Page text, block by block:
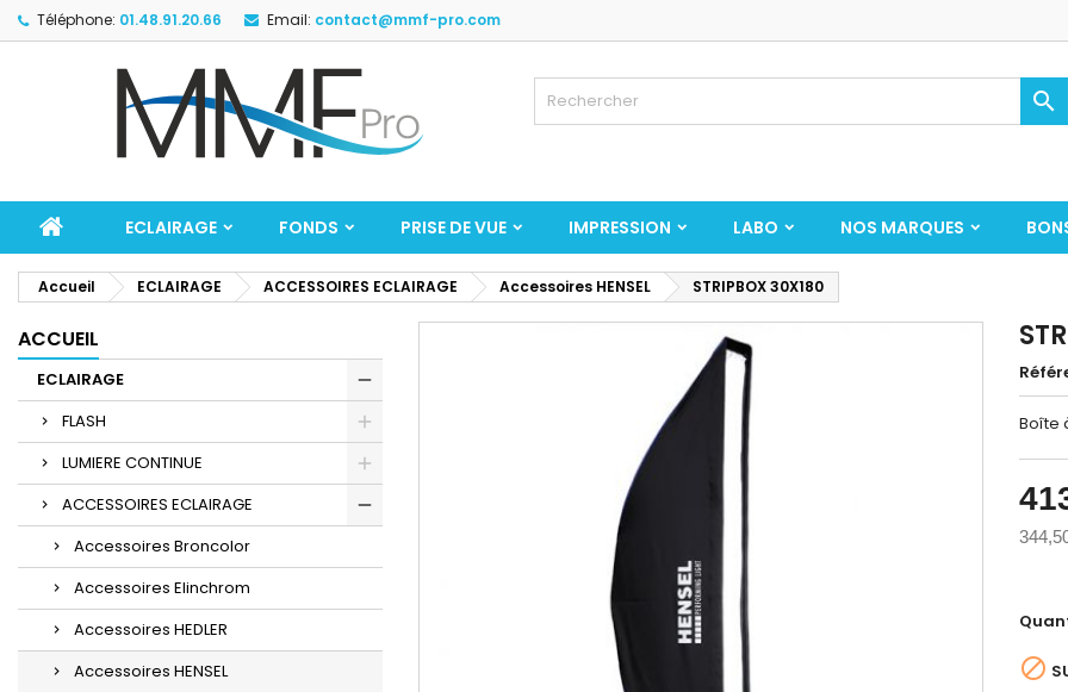
Téléphone: 01.48.91.20.66 Email: contact@mmf-pro.com

ECLAIRAGE FONDS PRISE DE VUE IMPRESSION LABO NOS MARQUES
Accueil ECLAIRAGE ACCESSOIRES ECLAIRAGE Accessoires HENSEL STRIPBOX 30X180
ACCUEIL
ECLAIRAGE
FLASH
LUMIERE CONTINUE
ACCESSOIRES ECLAIRAGE
Accessoires Broncolor
Accessoires Elinchrom
Accessoires HEDLER
Accessoires HENSEL
Boîte
